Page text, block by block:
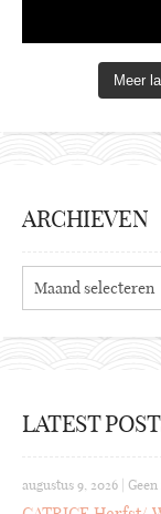
Meer
ARCHIEVEN
LATEST
augustus 9, 2026 |